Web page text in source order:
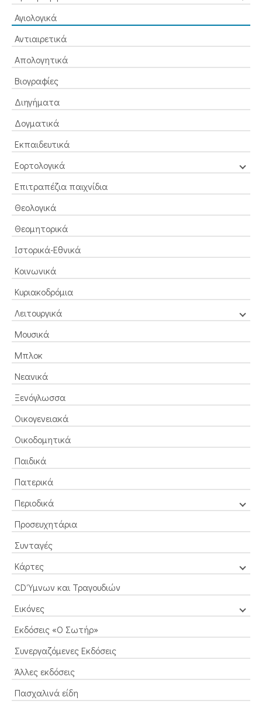
Αγιολογικά
Αντιαιρετικά
Απολογητικά
Βιογραφίες
Διηγήματα
Δογματικά
Εκπαιδευτικά
Εορτολογικά
Επιτραπέζια παιχνίδια
Θεολογικά
Θεομητορικά
Ιστορικά-Εθνικά
Κοινωνικά
Κυριακοδρόμια
Λειτουργικά
Μουσικά
Μπλοκ
Νεανικά
Ξενόγλωσσα
Οικογενειακά
Οικοδομητικά
Παιδικά
Πατερικά
Περιοδικά
Προσευχητάρια
Συνταγές
Κάρτες
CD Ύμνων και Τραγουδιών
Εικόνες
Εκδόσεις «Ο Σωτήρ»
Συνεργαζόμενες Εκδόσεις
Άλλες εκδόσεις
Πασχαλινά είδη